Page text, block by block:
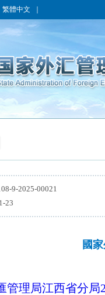
繁體中文
9-2025-00021
23
國
管理局江西省分